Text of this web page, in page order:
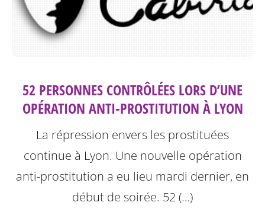
52 PERSONNES CONTRÔLÉES LORS D’UNE
OPÉRATION ANTI-PROSTITUTION À LYON
La répression envers les prostituées
continue à Lyon. Une nouvelle opération
anti-prostitution a eu lieu mardi dernier, en
début de soirée. 52 (…)